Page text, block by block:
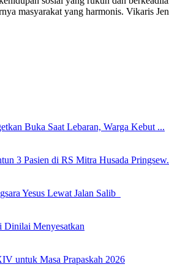
masyarakat yang harmonis. Vikaris
Buka Saat Lebaran, Warga Kebut ...
3 Pasien di RS Mitra Husada
Yesus Lewat Jalan Salib
Dinilai Menyesatkan
untuk Masa Prapaskah 2026